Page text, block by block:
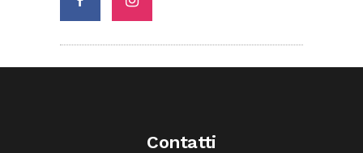
Contatti